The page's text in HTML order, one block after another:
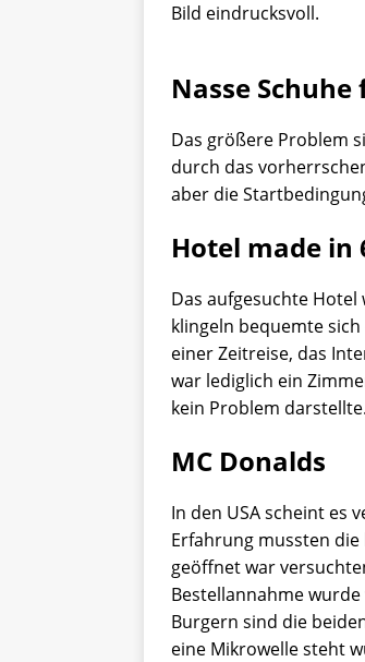
Bild eindrucksvoll.
Nasse
Das größere Problem
durch das
aber die
Hotel made in
Das aufgesuchte
klingeln bequemte
einer Zeitreise, das
war lediglich ein
kein Problem darstellte.
MC Donalds
In den USA scheint es
Erfahrung mussten
geöffnet war
Bestellannahme
Burgern sind die
eine Mikrowelle steht